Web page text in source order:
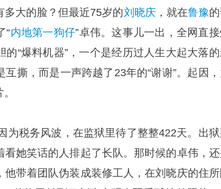
大的脸？但最近75岁的刘晓庆，就在鲁豫
“内地第一狗仔”卓伟。这事儿一出，全网直
“爆料机器”，一个是经历过人生大起大落
撕，而是一声跨越了23年的“谢谢”。起因
为税务风波，在监狱里待了整整422天。出
她笑话的人排起了长队。那时候的卓伟，
带着团队伪装成装修工人，在刘晓庆的住